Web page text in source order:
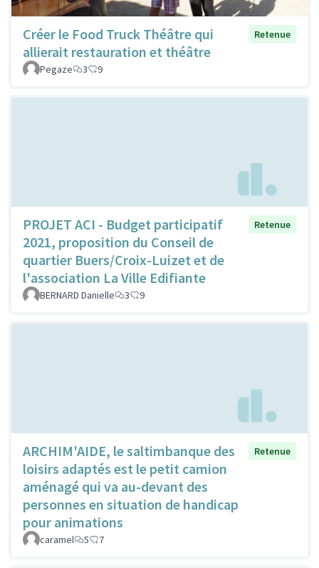
Créer le Food Truck Théâtre qui
allierait restauration et théâtre
Retenue
Pegaze 3 9
PROJET ACI - Budget participatif
2021, proposition du Conseil de
quartier Buers/Croix-Luizet et de
l'association La Ville Edifiante
Retenue
BERNARD Danielle 3 9
ARCHIM'AIDE, le saltimbanque des
loisirs adaptés est le petit camion
aménagé qui va au-devant des
personnes en situation de handicap
pour animations
Retenue
caramel 5 7